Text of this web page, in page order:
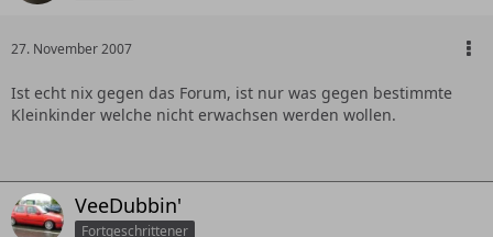
27. November 2007
Ist echt nix gegen das Forum, ist nur was gegen bestimmte
Kleinkinder welche nicht erwachsen werden wollen.
VeeDubbin'
Fortgeschrittener